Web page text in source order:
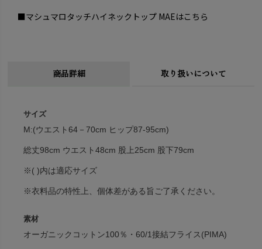
■マシュマロタッチハイネックトップ MAEはこちら
商品詳細 取り扱いについて
サイズ
M:(ウエスト64－70cm ヒップ87-95cm)
総丈98cm ウエスト48cm 股上25cm 股下79cm
※( )内は適応サイズ
※衣料品の特性上、個体差がある旨ご了承ください。
素材
オーガニックコットン100％・60/1接結フライス(PIMA)